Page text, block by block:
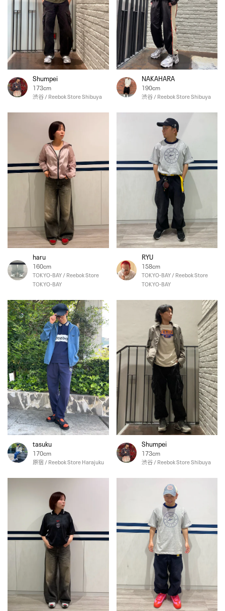
Shumpei
173cm
渋谷 / Reebok Store Shibuya
NAKAHARA
190cm
渋谷 / Reebok Store Shibuya
haru
160cm
TOKYO-BAY / Reebok Store
TOKYO-BAY
RYU
158cm
TOKYO-BAY / Reebok Store
TOKYO-BAY
tasuku
170cm
原宿 / Reebok Store Harajuku
Shumpei
173cm
渋谷 / Reebok Store Shibuya